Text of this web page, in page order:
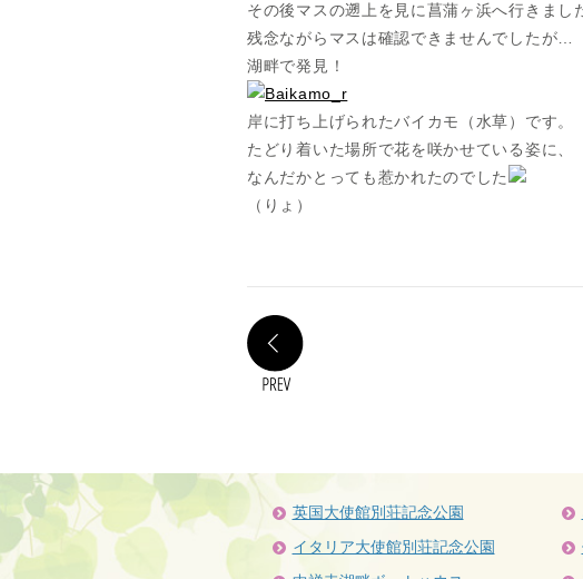
その後マスの遡上を見に菖蒲ヶ浜へ行きまし
残念ながらマスは確認できませんでしたが…
湖畔で発見！
岸に打ち上げられたバイカモ（水草）です。
たどり着いた場所で花を咲かせている姿に、
なんだかとっても惹かれたのでした
（りょ）
英国大使館別荘記念公園
イタリア大使館別荘記念公園